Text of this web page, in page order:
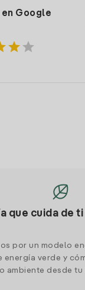
Google
star star
que cuida de
por un modelo
energía verde y
ambiente desde tu